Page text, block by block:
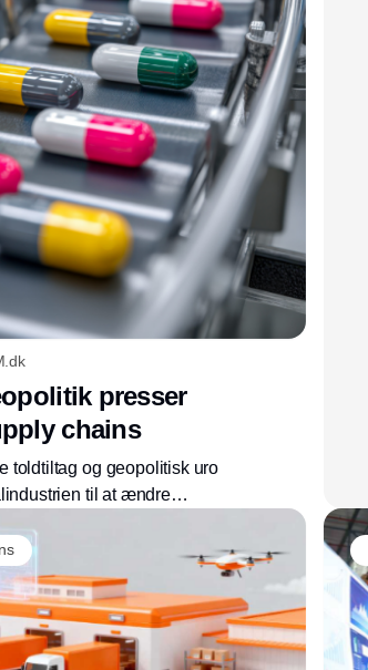
presser
chains
toldtiltag og geopolitisk uro
til at ændre
globalt.